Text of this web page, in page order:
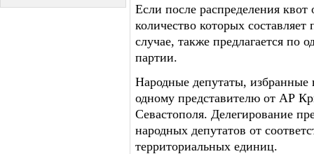
Если после распределения квот
количество которых
случае, также предлагается по
партии.
Народные депутаты, избранные
одному представителю от АР
Севастополя. Делегирование
народных депутатов от
территориальных единиц.